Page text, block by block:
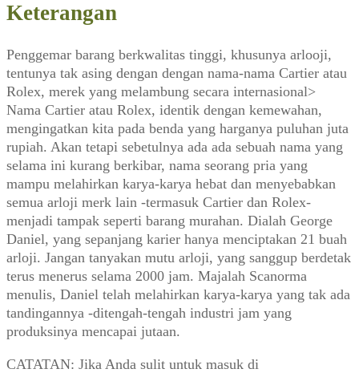
Keterangan
Penggemar barang berkwalitas tinggi, khusunya arlooji,
tentunya tak asing dengan dengan nama-nama Cartier atau
Rolex, merek yang melambung secara internasional>
Nama Cartier atau Rolex, identik dengan kemewahan,
mengingatkan kita pada benda yang harganya puluhan juta
rupiah. Akan tetapi sebetulnya ada ada sebuah nama yang
selama ini kurang berkibar, nama seorang pria yang
mampu melahirkan karya-karya hebat dan menyebabkan
semua arloji merk lain -termasuk Cartier dan Rolex-
menjadi tampak seperti barang murahan. Dialah George
Daniel, yang sepanjang karier hanya menciptakan 21 buah
arloji. Jangan tanyakan mutu arloji, yang sanggup berdetak
terus menerus selama 2000 jam. Majalah Scanorma
menulis, Daniel telah melahirkan karya-karya yang tak ada
tandingannya -ditengah-tengah industri jam yang
produksinya mencapai jutaan.
CATATAN: Jika Anda sulit untuk masuk di